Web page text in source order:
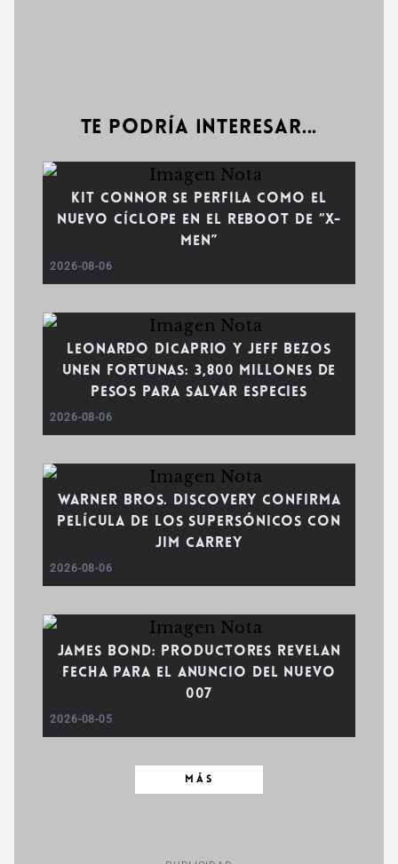
Te podría interesar...
Kit Connor se perfila como el
nuevo Cíclope en el reboot de “X-
Men”
2026-08-06
Leonardo DiCaprio y Jeff Bezos
unen fortunas: 3,800 millones de
pesos para salvar especies
2026-08-06
Warner Bros. Discovery confirma
película de Los Supersónicos con
Jim Carrey
2026-08-06
James Bond: Productores revelan
fecha para el anuncio del nuevo
007
2026-08-05
MÁS